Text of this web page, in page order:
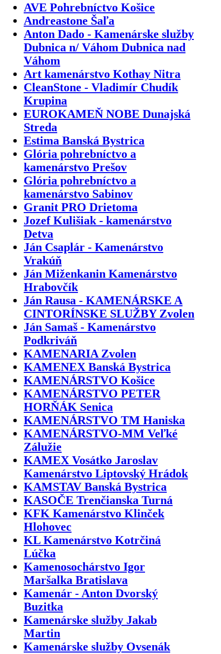
AVE Pohrebníctvo Košice
Andreastone Šaľa
Anton Dado - Kamenárske služby
Dubnica n/ Váhom Dubnica nad
Váhom
Art kamenárstvo Kothay Nitra
CleanStone - Vladimír Chudík
Krupina
EUROKAMEŇ NOBE Dunajská
Streda
Estima Banská Bystrica
Glória pohrebníctvo a
kamenárstvo Prešov
Glória pohrebníctvo a
kamenárstvo Sabinov
Granit PRO Drietoma
Jozef Kulišiak - kamenárstvo
Detva
Ján Csaplár - Kamenárstvo
Vrakúň
Ján Miženkanin Kamenárstvo
Hrabovčík
Ján Rausa - KAMENÁRSKE A
CINTORÍNSKE SLUŽBY Zvolen
Ján Samaš - Kamenárstvo
Podkriváň
KAMENARIA Zvolen
KAMENEX Banská Bystrica
KAMENÁRSTVO Košice
KAMENÁRSTVO PETER
HORŇÁK Senica
KAMENÁRSTVO TM Haniska
KAMENÁRSTVO-MM Veľké
Zálužie
KAMEX Vosátko Jaroslav
Kamenárstvo Liptovský Hrádok
KAMSTAV Banská Bystrica
KASOČE Trenčianska Turná
KFK Kamenárstvo Klinček
Hlohovec
KL Kamenárstvo Kotrčiná
Lúčka
Kamenosochárstvo Igor
Maršalka Bratislava
Kamenár - Anton Dvorský
Buzitka
Kamenárske služby Jakab
Martin
Kamenárske služby Ovsenák